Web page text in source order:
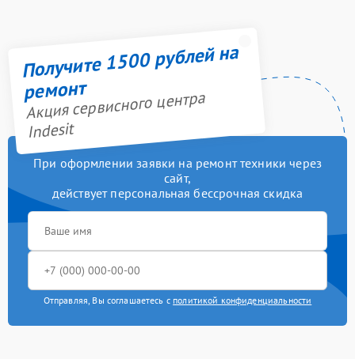
Получите 1500 рублей на
ремонт
Акция сервисного центра
Indesit
При оформлении заявки на ремонт техники через
сайт,
действует персональная бессрочная скидка
Отправляя, Вы соглашаетесь с политикой конфиденциальности